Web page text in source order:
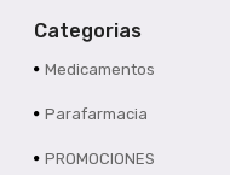
Categorias
Medicamentos
Parafarmacia
PROMOCIONES